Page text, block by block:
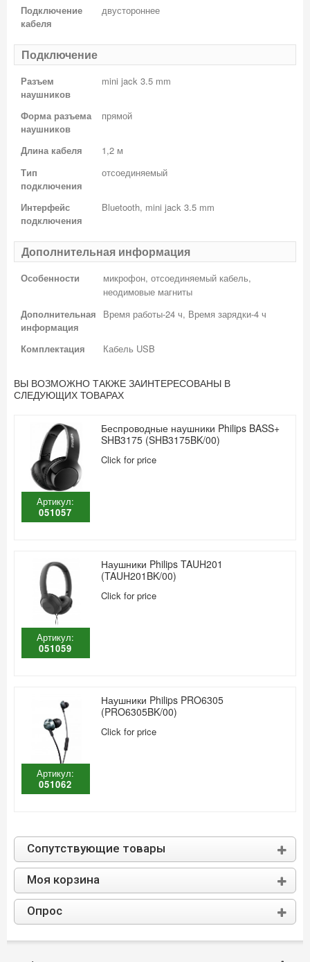
Подключение
кабеля
двустороннее
Подключение
Разъем
наушников
mini jack 3.5 mm
Форма разъема
наушников
прямой
Длина кабеля
1,2 м
Тип
подключения
отсоединяемый
Интерфейс
подключения
Bluetooth, mini jack 3.5 mm
Дополнительная информация
Особенности
микрофон, отсоединяемый кабель,
неодимовые магниты
Дополнительная
информация
Время работы-24 ч, Время зарядки-4 ч
Комплектация Кабель USB
ВЫ ВОЗМОЖНО ТАКЖЕ ЗАИНТЕРЕСОВАНЫ В
СЛЕДУЮЩИХ ТОВАРАХ
Артикул:
051057
Беспроводные наушники Philips BASS+
SHB3175 (SHB3175BK/00)
Click for price
Артикул:
051059
Наушники Philips TAUH201
(TAUH201BK/00)
Click for price
Артикул:
051062
Наушники Philips PRO6305
(PRO6305BK/00)
Click for price
Сопутствующие товары
Моя корзина
Опрос